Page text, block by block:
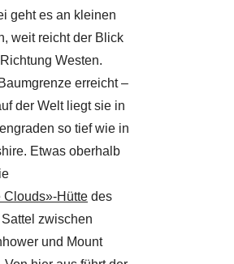
geht es an kleinen
weit reicht der Blick
Westen.
erreicht –
der Welt liegt sie in
so tief wie in
Etwas oberhalb
Clouds»-Hütte des
zwischen
und Mount